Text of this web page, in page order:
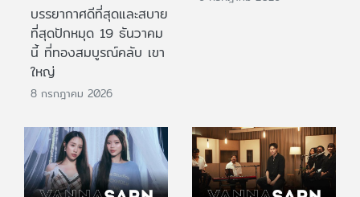
บรรยากาศดีที่สุดและสบาย
ที่สุดปักหมุด 19 ธันวาคม
นี้ ที่ทองสมบูรณ์คลับ เขา
ใหญ่
8 กรกฎาคม 2026